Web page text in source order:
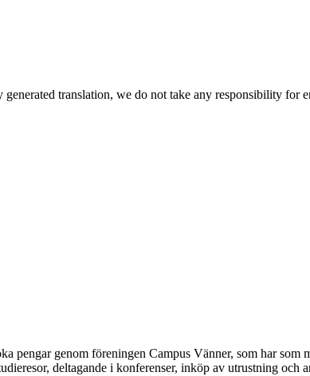
translation, we do not take any responsibility for
pengar genom föreningen Campus Vänner, som har
deltagande i konferenser, inköp av utrustning och